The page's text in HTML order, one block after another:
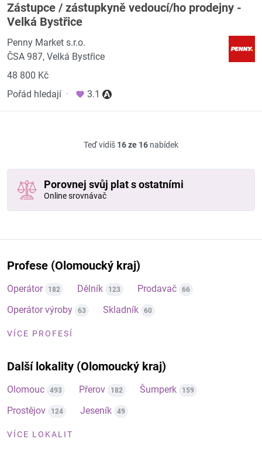
Zástupce / zástupkyně vedoucí/ho prodejny -
Velká Bystřice
Penny Market s.r.o.
ČSA 987, Velká Bystřice
48 800 Kč
Pořád hledají · 3.1
Teď vidíš 16 ze 16 nabídek
Porovnej svůj plat s ostatními
Online srovnávač
Profese (Olomoucký kraj)
Operátor 182 Dělník 123 Prodavač 66
Operátor výroby 63 Skladník 60
VÍCE PROFESÍ
Další lokality (Olomoucký kraj)
Olomouc 493 Přerov 182 Šumperk 159
Prostějov 124 Jeseník 49
VÍCE LOKALIT